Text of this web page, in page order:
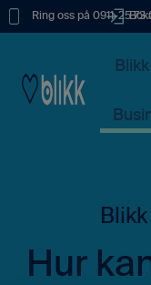
Ring oss på 0911-25 73
Hur